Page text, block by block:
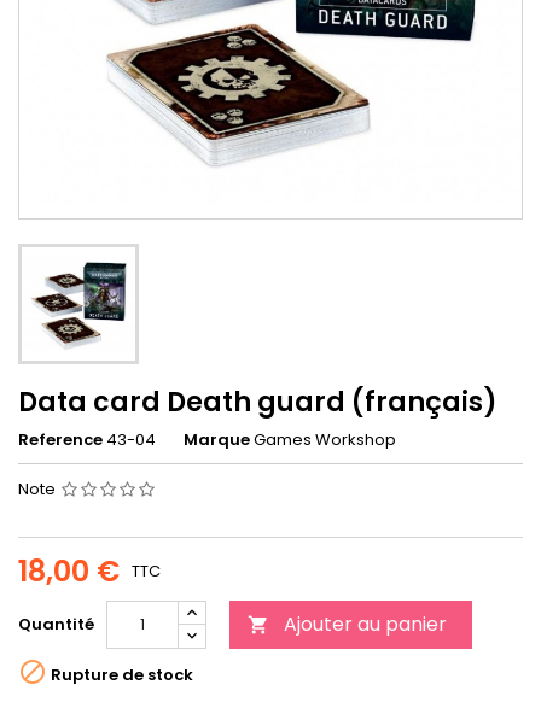
Data card Death guard (français)
Reference 43-04 MarqueGames Workshop
Note
18,00 € TTC
Quantité  Ajouter au panier
 Rupture de stock